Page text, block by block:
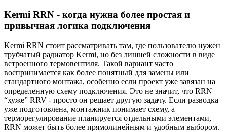
Kermi RRN - когда нужна более простая и
привычная логика подключения
Kermi RRN стоит рассматривать там, где пользователю нужен
трубчатый радиатор Kermi, но без лишней сложности в виде
встроенного термовентиля. Такой вариант часто
воспринимается как более понятный для замены или
стандартного монтажа, особенно если проект уже завязан на
определенную схему подключения. Это не значит, что RRN
“хуже” RRV - просто он решает другую задачу. Если разводка
уже подготовлена, монтажник понимает схему, а
терморегулирование планируется отдельными элементами,
RRN может быть более прямолинейным и удобным выбором.